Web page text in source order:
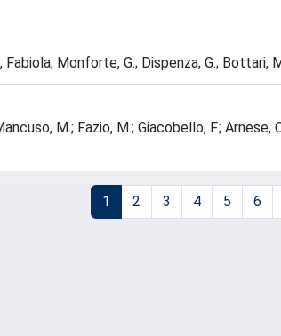
Monforte, G.; Dispenza, G.; Bottari,
M.; Fazio, M.; Giacobello, F.;
1 2 3 4 5 6